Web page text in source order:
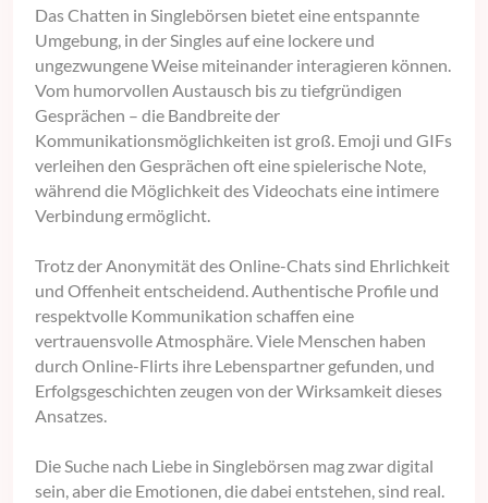
Das Chatten in Singlebörsen bietet eine entspannte
Umgebung, in der Singles auf eine lockere und
ungezwungene Weise miteinander interagieren können.
Vom humorvollen Austausch bis zu tiefgründigen
Gesprächen – die Bandbreite der
Kommunikationsmöglichkeiten ist groß. Emoji und GIFs
verleihen den Gesprächen oft eine spielerische Note,
während die Möglichkeit des Videochats eine intimere
Verbindung ermöglicht.
Trotz der Anonymität des Online-Chats sind Ehrlichkeit
und Offenheit entscheidend. Authentische Profile und
respektvolle Kommunikation schaffen eine
vertrauensvolle Atmosphäre. Viele Menschen haben
durch Online-Flirts ihre Lebenspartner gefunden, und
Erfolgsgeschichten zeugen von der Wirksamkeit dieses
Ansatzes.
Die Suche nach Liebe in Singlebörsen mag zwar digital
sein, aber die Emotionen, die dabei entstehen, sind real.